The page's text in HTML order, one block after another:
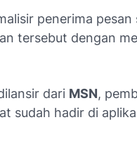
penerima
tersebut dengan
dari MSN,
sudah hadir di